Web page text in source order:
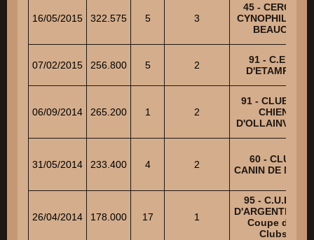
16/05/2015 322.575 5 3
45 - CERCLE
CYNOPHILE DE
BEAUCE
07/02/2015 256.800 5 2
91 - C.E.C.
D'ETAMPES
06/09/2014 265.200 1 2
91 - CLUB DU
CHIEN
D'OLLAINVILLE
31/05/2014 233.400 4 2
60 - CLUB
CANIN DE MERU
26/04/2014 178.000 17 1
95 - C.U.E.C.
D'ARGENTEUIL -
Coupe des
Clubs